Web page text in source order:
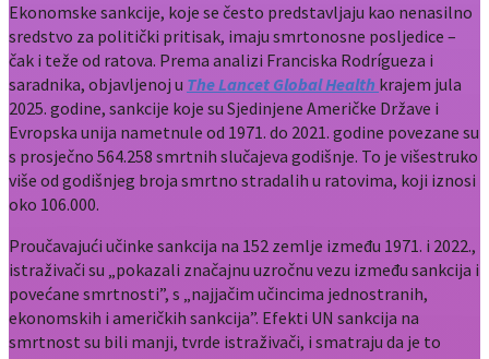
Ekonomske sankcije, koje se često predstavljaju kao nenasilno
sredstvo za politički pritisak, imaju smrtonosne posljedice –
čak i teže od ratova. Prema analizi Franciska Rodrígueza i
saradnika, objavljenoj u The Lancet Global Health krajem jula
2025. godine, sankcije koje su Sjedinjene Američke Države i
Evropska unija nametnule od 1971. do 2021. godine povezane su
s prosječno 564.258 smrtnih slučajeva godišnje. To je višestruko
više od godišnjeg broja smrtno stradalih u ratovima, koji iznosi
oko 106.000.
Proučavajući učinke sankcija na 152 zemlje između 1971. i 2022.,
istraživači su „pokazali značajnu uzročnu vezu između sankcija i
povećane smrtnosti”, s „najjačim učincima jednostranih,
ekonomskih i američkih sankcija”. Efekti UN sankcija na
smrtnost su bili manji, tvrde istraživači, i smatraju da je to